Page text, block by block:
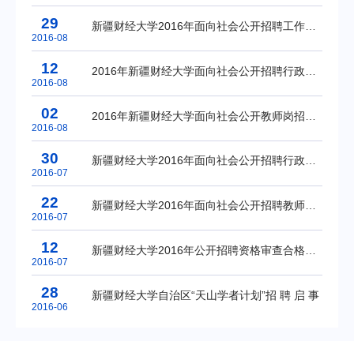
29
2016-08
12
2016-08
02
2016-08
30
2016-07
新疆财经大学2016年面向社会公开招聘行政教辅岗工作人员的面试公告
22
2016-07
12
2016-07
28
2016-06
新疆财经大学自治区“天山学者计划”招 聘 启 事